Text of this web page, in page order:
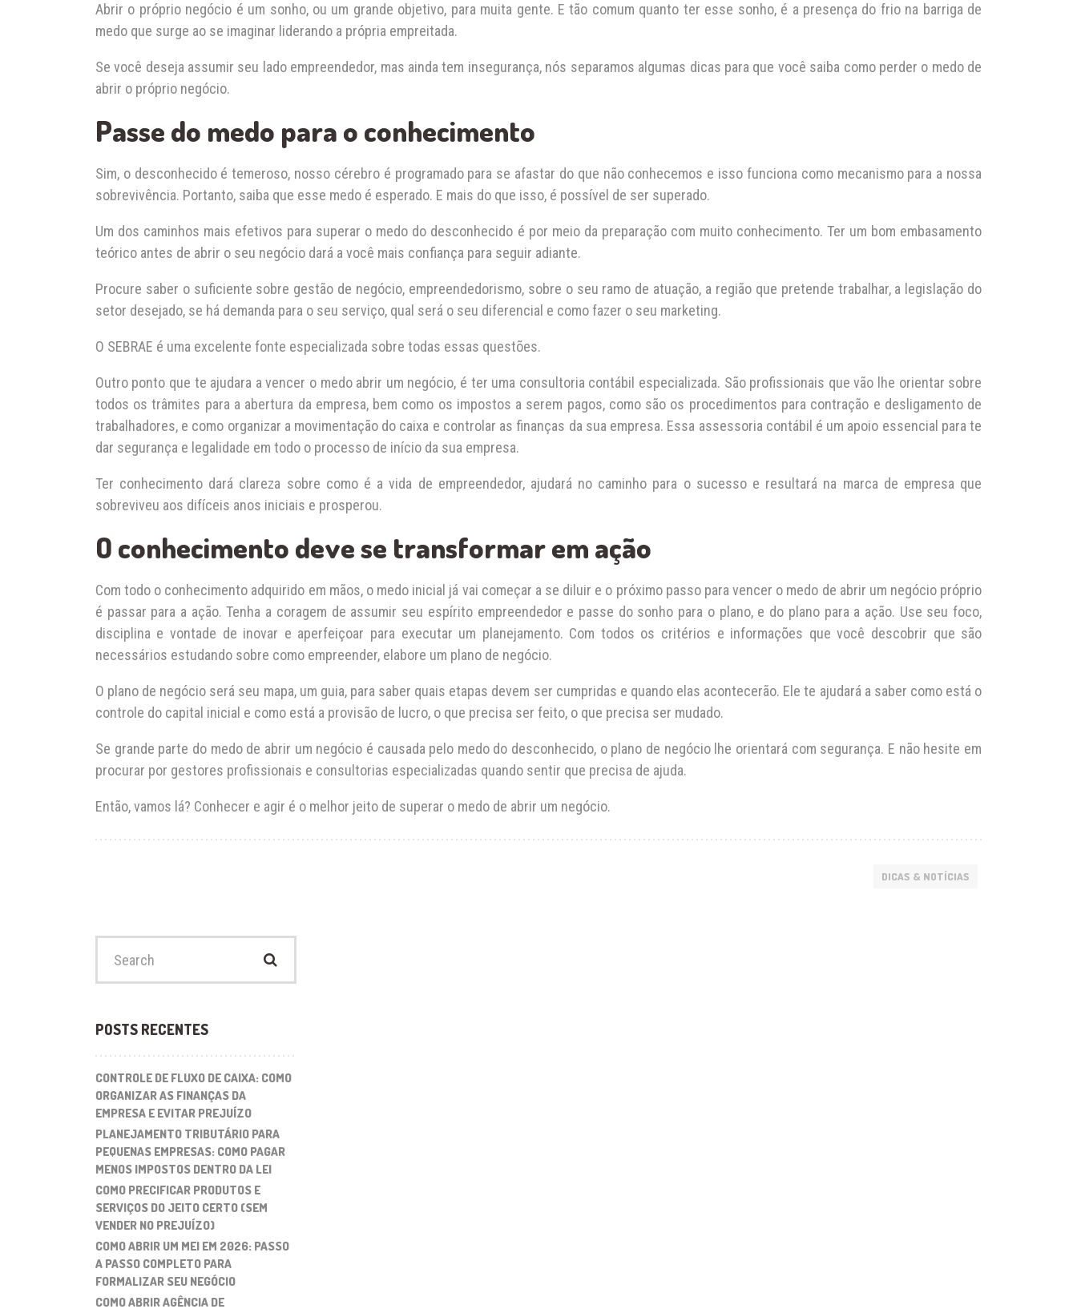
Abrir o próprio negócio é um sonho, ou um grande objetivo, para muita gente. E tão comum quanto ter esse sonho, é a presença do frio na barriga de
medo que surge ao se imaginar liderando a própria empreitada.
Se você deseja assumir seu lado empreendedor, mas ainda tem insegurança, nós separamos algumas dicas para que você saiba como perder o medo de
abrir o próprio negócio.
Passe do medo para o conhecimento
Sim, o desconhecido é temeroso, nosso cérebro é programado para se afastar do que não conhecemos e isso funciona como mecanismo para a nossa
sobrevivência. Portanto, saiba que esse medo é esperado. E mais do que isso, é possível de ser superado.
Um dos caminhos mais efetivos para superar o medo do desconhecido é por meio da preparação com muito conhecimento. Ter um bom embasamento
teórico antes de abrir o seu negócio dará a você mais confiança para seguir adiante.
Procure saber o suficiente sobre gestão de negócio, empreendedorismo, sobre o seu ramo de atuação, a região que pretende trabalhar, a legislação do
setor desejado, se há demanda para o seu serviço, qual será o seu diferencial e como fazer o seu marketing.
O SEBRAE é uma excelente fonte especializada sobre todas essas questões.
Outro ponto que te ajudara a vencer o medo abrir um negócio, é ter uma consultoria contábil especializada. São profissionais que vão lhe orientar sobre
todos os trâmites para a abertura da empresa, bem como os impostos a serem pagos, como são os procedimentos para contração e desligamento de
trabalhadores, e como organizar a movimentação do caixa e controlar as finanças da sua empresa. Essa assessoria contábil é um apoio essencial para te
dar segurança e legalidade em todo o processo de início da sua empresa.
Ter conhecimento dará clareza sobre como é a vida de empreendedor, ajudará no caminho para o sucesso e resultará na marca de empresa que
sobreviveu aos difíceis anos iniciais e prosperou.
O conhecimento deve se transformar em ação
Com todo o conhecimento adquirido em mãos, o medo inicial já vai começar a se diluir e o próximo passo para vencer o medo de abrir um negócio próprio
é passar para a ação. Tenha a coragem de assumir seu espírito empreendedor e passe do sonho para o plano, e do plano para a ação. Use seu foco,
disciplina e vontade de inovar e aperfeiçoar para executar um planejamento. Com todos os critérios e informações que você descobrir que são
necessários estudando sobre como empreender, elabore um plano de negócio.
O plano de negócio será seu mapa, um guia, para saber quais etapas devem ser cumpridas e quando elas acontecerão. Ele te ajudará a saber como está o
controle do capital inicial e como está a provisão de lucro, o que precisa ser feito, o que precisa ser mudado.
Se grande parte do medo de abrir um negócio é causada pelo medo do desconhecido, o plano de negócio lhe orientará com segurança. E não hesite em
procurar por gestores profissionais e consultorias especializadas quando sentir que precisa de ajuda.
Então, vamos lá? Conhecer e agir é o melhor jeito de superar o medo de abrir um negócio.
DICAS & NOTÍCIAS
POSTS RECENTES
CONTROLE DE FLUXO DE CAIXA: COMO
ORGANIZAR AS FINANÇAS DA
EMPRESA E EVITAR PREJUÍZO
PLANEJAMENTO TRIBUTÁRIO PARA
PEQUENAS EMPRESAS: COMO PAGAR
MENOS IMPOSTOS DENTRO DA LEI
COMO PRECIFICAR PRODUTOS E
SERVIÇOS DO JEITO CERTO (SEM
VENDER NO PREJUÍZO)
COMO ABRIR UM MEI EM 2026: PASSO
A PASSO COMPLETO PARA
FORMALIZAR SEU NEGÓCIO
COMO ABRIR AGÊNCIA DE